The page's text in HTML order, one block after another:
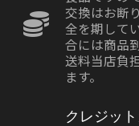
交換はお断
全を期して
合には商品
送料当店負
ます。
クレジッ